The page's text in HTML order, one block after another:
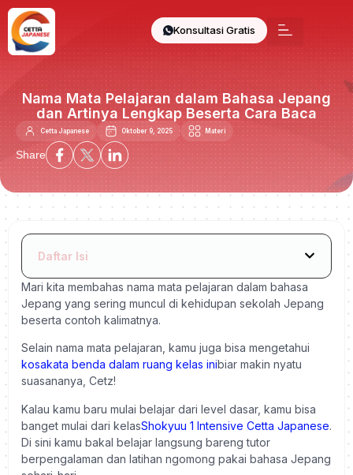
Konsultasi Gratis
Nama Mata Pelajaran dalam Bahasa Jepang
dan Artinya Lengkap Beserta Cara Baca
Cetta Japanese Oktober 9, 2025 Materi
Share
Daftar Isi
Mari kita membahas nama mata pelajaran dalam bahasa
Jepang yang sering muncul di kehidupan sekolah Jepang
beserta contoh kalimatnya.
Selain nama mata pelajaran, kamu juga bisa mengetahui
kosakata benda dalam ruang kelas inibiar makin nyatu
suasananya, Cetz!
Kalau kamu baru mulai belajar dari level dasar, kamu bisa
banget mulai dari kelasShokyuu 1 Intensive Cetta Japanese.
Di sini kamu bakal belajar langsung bareng tutor
berpengalaman dan latihan ngomong pakai bahasa Jepang